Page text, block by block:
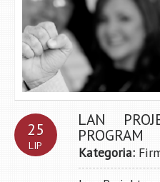
25
LIP
LAN
PROGRAM
Kategoria: